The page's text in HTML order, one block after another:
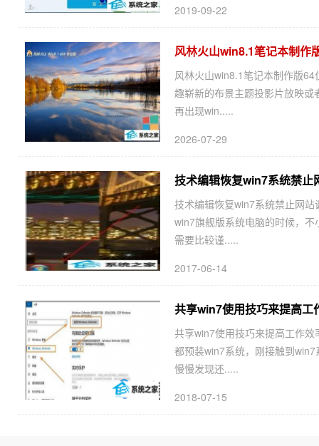
2019-09-22
风林火山win8.1笔记本制作
风林火山win8.1笔记本制作版
趣崭新的布景主题投影片放映
再出现win.....
2026-07-29
技术编辑恢复win7系统禁止
技术编辑恢复win7系统禁止网
win7旗舰版系统电脑的时候，
需要比较谨.....
2017-06-14
共享win7使用技巧来提高工
共享win7使用技巧来提高工作
都预装win7系统，刚接触到
慢慢发现还.....
2018-07-15